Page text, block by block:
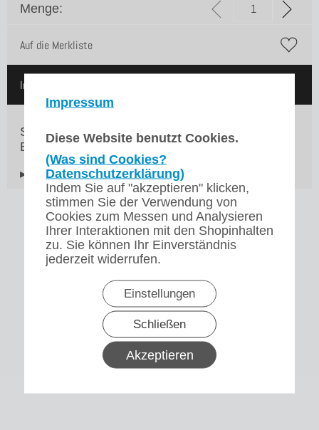
Impressum
Diese Website benutzt Cookies.
(Was sind Cookies?
Datenschutzerklärung)
Indem Sie auf "akzeptieren" klicken,
stimmen Sie der Verwendung von
Cookies zum Messen und Analysieren
Ihrer Interaktionen mit den Shopinhalten
zu. Sie können Ihr Einverständnis
jederzeit widerrufen.
Einstellungen
Schließen
Akzeptieren
Menge:
Auf die Merkliste
In den Warenkorb
Sieb Mikrofeinfilter flat filter für unsere Bravilor
Bonamat Sprso
▸Widerrufsbelehrung